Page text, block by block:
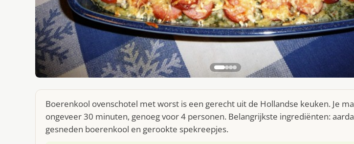
Boerenkool ovenschotel met worst is een gerecht uit de Hollandse keuken. Je
ongeveer 30 minuten, genoeg voor 4 personen. Belangrijkste ingrediënten:
gesneden boerenkool en gerookte spekreepjes.